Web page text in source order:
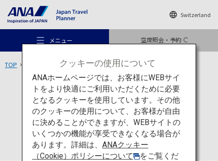
Switzerland
メニュー 空席照会・予約
おすすめの旅
旅のアイデア
TOP 唐津城
文化 佐賀
唐津城
クッキーの使用について
ANAホームページでは、お客様にWEBサイ
トをより快適にご利用いただくために必要
となるクッキーを使用しています。その他
のクッキーの使用について、お客様が自由
に決めることができますが、WEBサイトの
いくつかの機能が享受できなくなる場合が
あります。詳細は、 ANAクッキー
（Cookie）ポリシーについて
をご覧くだ